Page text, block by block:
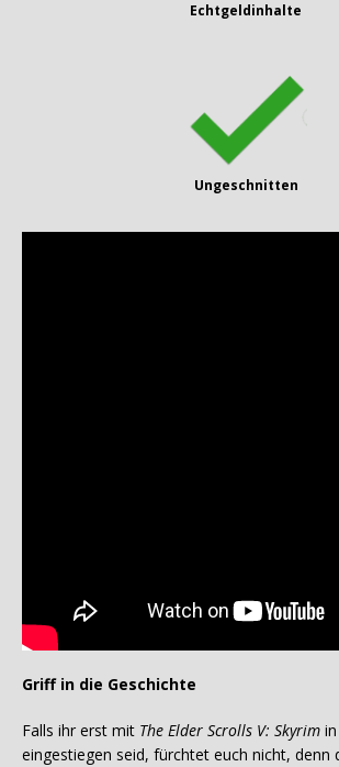
Echtgeldinhalte
Ungeschnitten
Griff in die Geschichte
Falls ihr erst mit The Elder Scrolls V: Skyrim
eingestiegen seid, fürchtet euch nicht, denn